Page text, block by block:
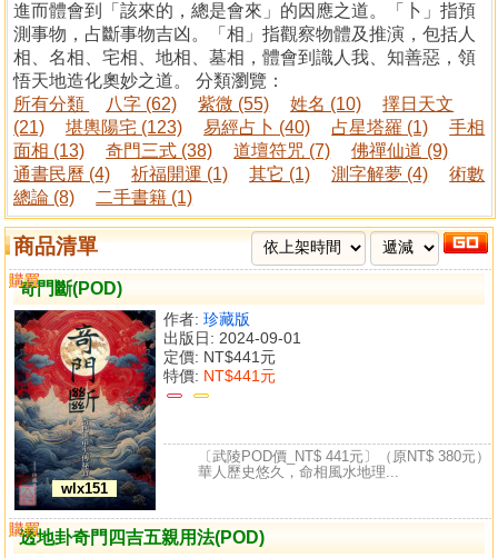
進而體會到「該來的，總是會來」的因應之道。「卜」指預
測事物，占斷事物吉凶。「相」指觀察物體及推演，包括人
相、名相、宅相、地相、墓相，體會到識人我、知善惡，領
悟天地造化奧妙之道。 分類瀏覽：
所有分類
八字 (62) 紫微 (55) 姓名 (10)
擇日天文
(21)
堪輿陽宅 (123) 易經占卜 (40) 占星塔羅 (1)
手相
面相 (13)
奇門三式 (38) 道壇符咒 (7)
佛禪仙道 (9)
通書民曆 (4)
祈福開運 (1) 其它 (1) 測字解夢 (4)
術數
總論 (8)
二手書籍 (1)
商品清單
奇門斷(POD)
wlx151
作者: 珍藏版
出版日: 2024-09-01
定價: NT$441元
特價: NT$441元
購買
比較
〔武陵POD價_NT$ 441元〕（原NT$ 380元）
華人歷史悠久，命相風水地理...
透地卦奇門四吉五親用法(POD)
購買
比較